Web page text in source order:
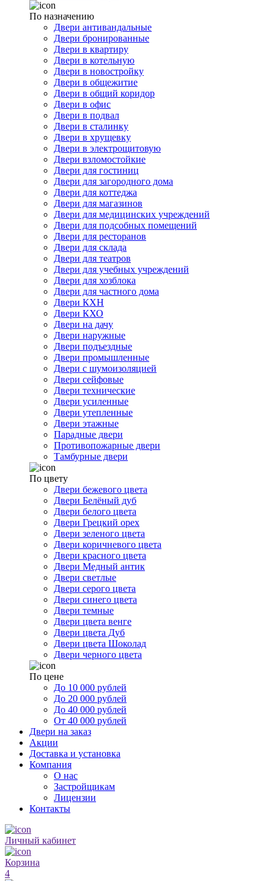
По назначению
Двери антивандальные
Двери бронированные
Двери в квартиру
Двери в котельную
Двери в новостройку
Двери в общежитие
Двери в общий коридор
Двери в офис
Двери в подвал
Двери в сталинку
Двери в хрущевку
Двери в электрощитовую
Двери взломостойкие
Двери для гостиниц
Двери для загородного дома
Двери для коттеджа
Двери для магазинов
Двери для медицинских учреждений
Двери для подсобных помещений
Двери для ресторанов
Двери для склада
Двери для театров
Двери для учебных учреждений
Двери для хозблока
Двери для частного дома
Двери КХН
Двери КХО
Двери на дачу
Двери наружные
Двери подъездные
Двери промышленные
Двери с шумоизоляцией
Двери сейфовые
Двери технические
Двери усиленные
Двери утепленные
Двери этажные
Парадные двери
Противопожарные двери
Тамбурные двери
По цвету
Двери бежевого цвета
Двери Белёный дуб
Двери белого цвета
Двери Грецкий орех
Двери зеленого цвета
Двери коричневого цвета
Двери красного цвета
Двери Медный антик
Двери светлые
Двери серого цвета
Двери синего цвета
Двери темные
Двери цвета венге
Двери цвета Дуб
Двери цвета Шоколад
Двери черного цвета
По цене
До 10 000 рублей
До 20 000 рублей
До 40 000 рублей
От 40 000 рублей
Двери на заказ
Акции
Доставка и установка
Компания
О нас
Застройщикам
Лицензии
Контакты
Личный кабинет
Корзина
4